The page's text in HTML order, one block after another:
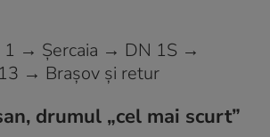
1 → Şercaia → DN 1S →
→ Braşov şi retur
drumul „cel mai scurt”